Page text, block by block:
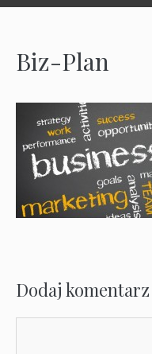
Biz-Plan
Dodaj komentarz